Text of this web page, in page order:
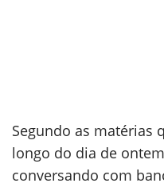
Segundo as matérias
longo do dia de
conversando com